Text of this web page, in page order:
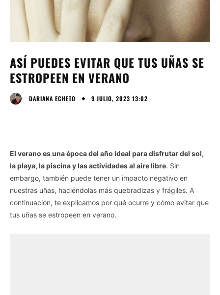
ASÍ PUEDES EVITAR QUE TUS UÑAS SE
ESTROPEEN EN VERANO
DARIANA ECHETO 9 JULIO, 2023 13:02
El verano es una época del año ideal para disfrutar del sol,
la playa, la piscina y las actividades al aire libre. Sin
embargo, también puede tener un impacto negativo en
nuestras uñas, haciéndolas más quebradizas y frágiles. A
continuación, te explicamos por qué ocurre y cómo evitar que
tus uñas se estropeen en verano.